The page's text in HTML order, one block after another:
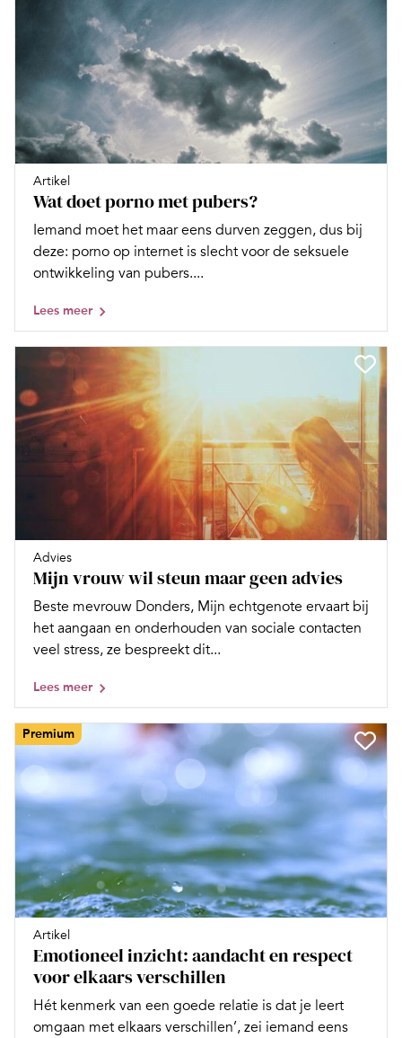
Artikel
Wat doet porno met pubers?
Iemand moet het maar eens durven zeggen, dus bij
deze: porno op internet is slecht voor de ­seksuele
ontwikkeling van pubers....
Lees meer
Advies
Mijn vrouw wil steun maar geen advies
Beste mevrouw Donders, Mijn echtgenote ervaart bij
het aangaan en onderhouden van sociale contacten
veel stress, ze bespreekt dit...
Lees meer
Premium
Artikel
Emotioneel inzicht: aandacht en respect
voor elkaars verschillen
Hét kenmerk van een goede relatie is dat je leert
omgaan met elkaars verschillen’, zei iemand eens